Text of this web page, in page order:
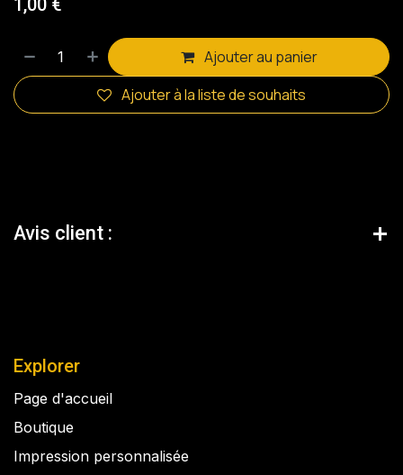
1,00 €
Ajouter au panier
Ajouter à la liste de souhaits
Avis client :
Explorer
Page d'accueil
Boutique
Impression personnalisée